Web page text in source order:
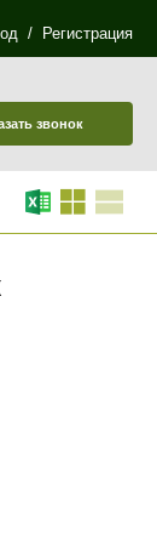
/ Регистрация
звонок